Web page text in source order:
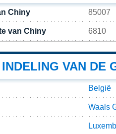
Chiny 85007
van Chiny 6810
VAN DE
België
Waals